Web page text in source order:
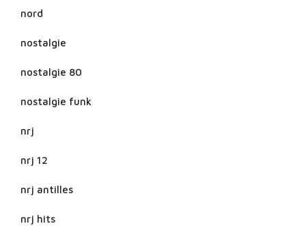
nord
nostalgie
nostalgie 80
nostalgie funk
nrj
nrj 12
nrj antilles
nrj hits